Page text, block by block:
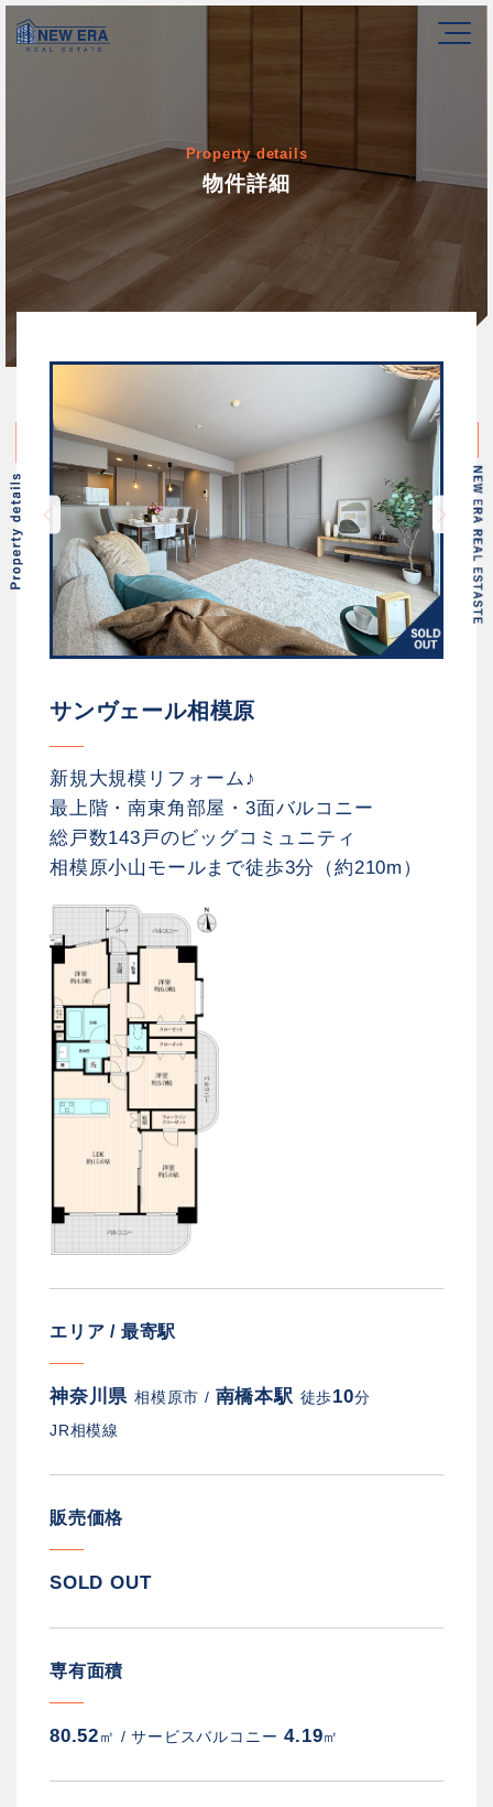
Property details
物件詳細
サンヴェール相模原
新規大規模リフォーム♪
最上階・南東角部屋・3面バルコニー
総戸数143戸のビッグコミュニティ
相模原小山モールまで徒歩3分（約210m）
エリア / 最寄駅
神奈川県 相模原市 / 南橋本駅 徒歩10分
JR相模線
販売価格
SOLD OUT
専有面積
80.52㎡ /サービスバルコニー 4.19㎡